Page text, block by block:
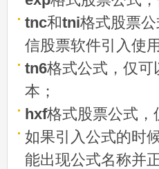
tnc和tni格式股票
信股票软件引入使
tn6格式公式，仅可
本；
hxf格式股票公式，
如果引入公式的时
能出现公式名称并